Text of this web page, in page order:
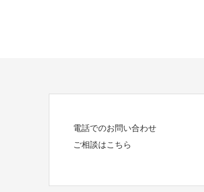
電話でのお問い合わせ
ご相談はこちら